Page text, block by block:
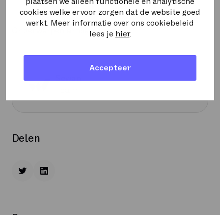
cookies welke ervoor zorgen dat de website goed
werkt. Meer informatie over ons cookiebeleid
lees je hier.
Accepteer
Onderwerpen artikels BLOGS
Delen